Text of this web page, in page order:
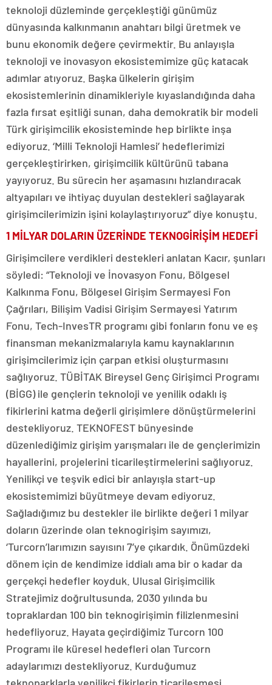
teknoloji düzleminde gerçekleştiği günümüz
dünyasında kalkınmanın anahtarı bilgi üretmek ve
bunu ekonomik değere çevirmektir. Bu anlayışla
teknoloji ve inovasyon ekosistemimize güç katacak
adımlar atıyoruz. Başka ülkelerin girişim
ekosistemlerinin dinamikleriyle kıyaslandığında daha
fazla fırsat eşitliği sunan, daha demokratik bir modeli
Türk girişimcilik ekosisteminde hep birlikte inşa
ediyoruz. ‘Milli Teknoloji Hamlesi’ hedeflerimizi
gerçekleştirirken, girişimcilik kültürünü tabana
yayıyoruz. Bu sürecin her aşamasını hızlandıracak
altyapıları ve ihtiyaç duyulan destekleri sağlayarak
girişimcilerimizin işini kolaylaştırıyoruz” diye konuştu.
1 MİLYAR DOLARIN ÜZERİNDE TEKNOGİRİŞİM HEDEFİ
Girişimcilere verdikleri destekleri anlatan Kacır, şunları
söyledi: “Teknoloji ve İnovasyon Fonu, Bölgesel
Kalkınma Fonu, Bölgesel Girişim Sermayesi Fon
Çağrıları, Bilişim Vadisi Girişim Sermayesi Yatırım
Fonu, Tech-InvesTR programı gibi fonların fonu ve eş
finansman mekanizmalarıyla kamu kaynaklarının
girişimcilerimiz için çarpan etkisi oluşturmasını
sağlıyoruz. TÜBİTAK Bireysel Genç Girişimci Programı
(BİGG) ile gençlerin teknoloji ve yenilik odaklı iş
fikirlerini katma değerli girişimlere dönüştürmelerini
destekliyoruz. TEKNOFEST bünyesinde
düzenlediğimiz girişim yarışmaları ile de gençlerimizin
hayallerini, projelerini ticarileştirmelerini sağlıyoruz.
Yenilikçi ve teşvik edici bir anlayışla start-up
ekosistemimizi büyütmeye devam ediyoruz.
Sağladığımız bu destekler ile birlikte değeri 1 milyar
doların üzerinde olan teknogirişim sayımızı,
‘Turcorn’larımızın sayısını 7’ye çıkardık. Önümüzdeki
dönem için de kendimize iddialı ama bir o kadar da
gerçekçi hedefler koyduk. Ulusal Girişimcilik
Stratejimiz doğrultusunda, 2030 yılında bu
topraklardan 100 bin teknogirişimin filizlenmesini
hedefliyoruz. Hayata geçirdiğimiz Turcorn 100
Programı ile küresel hedefleri olan Turcorn
adaylarımızı destekliyoruz. Kurduğumuz